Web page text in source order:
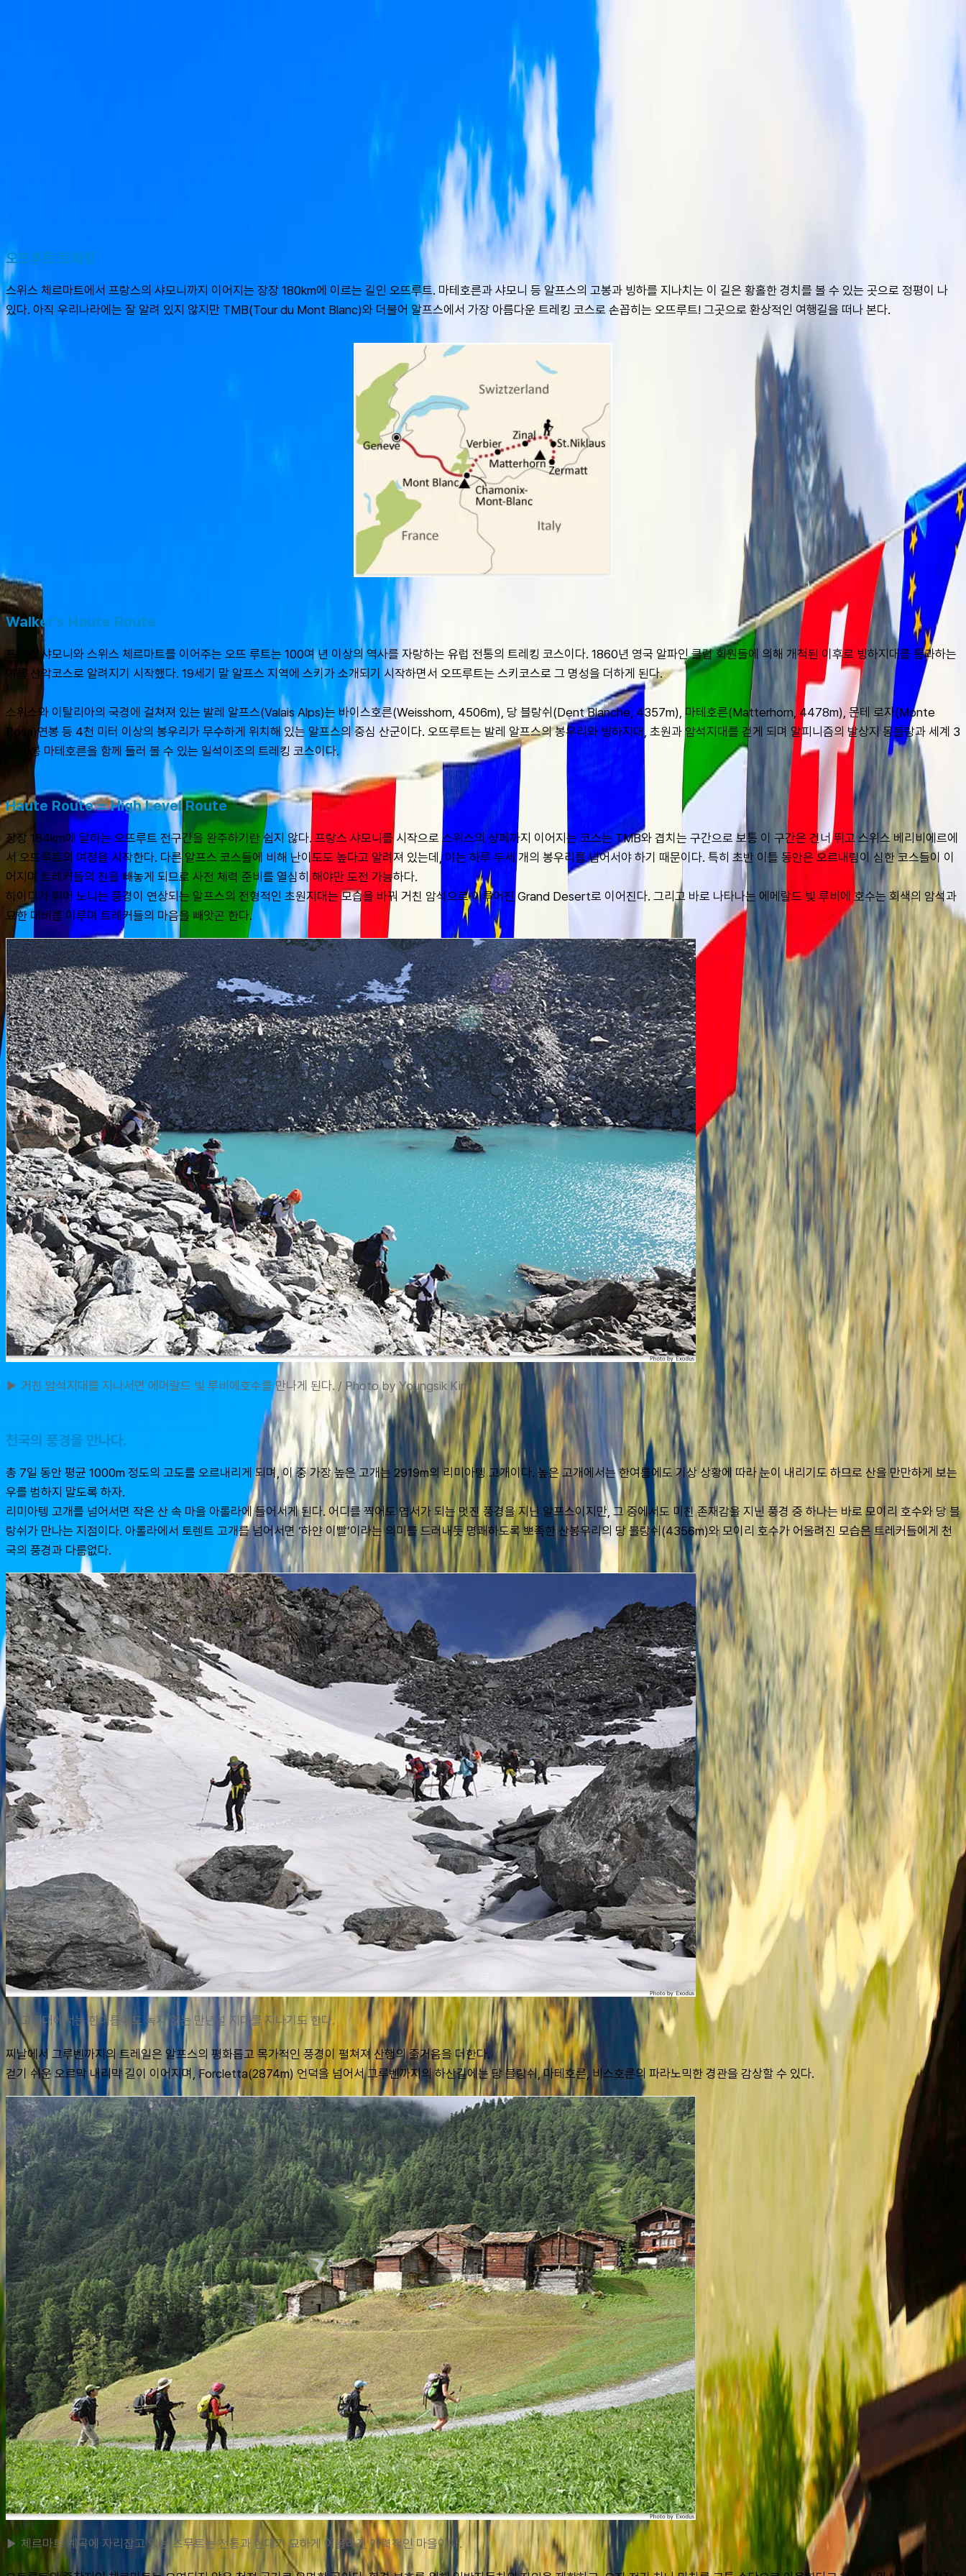
오뜨루트 트레킹
스위스 체르마트에서 프랑스의 샤모니까지 이어지는 장장 180km에 이르는 길인 오뜨루트. 마테호른과 샤모니 등 알프스의 고봉과 빙하를 지나치는 이 길은 황홀한 경치를 볼 수 있는 곳으로 정평이 나
있다. 아직 우리나라에는 잘 알려 있지 않지만 TMB(Tour du Mont Blanc)와 더불어 알프스에서 가장 아름다운 트레킹 코스로 손꼽히는 오뜨루트! 그곳으로 환상적인 여행길을 떠나 본다.
Walker’s Haute Route
프랑스 샤모니와 스위스 체르마트를 이어주는 오뜨 루트는 100여 년 이상의 역사를 자랑하는 유럽 전통의 트레킹 코스이다. 1860년 영국 알파인 클럽 회원들에 의해 개척된 이후로 빙하지대를 통과하는
여름 산악코스로 알려지기 시작했다. 19세기 말 알프스 지역에 스키가 소개되기 시작하면서 오뜨루트는 스키코스로 그 명성을 더하게 된다.
스위스와 이탈리아의 국경에 걸쳐져 있는 발레 알프스(Valais Alps)는 바이스호른(Weisshorn, 4506m), 당 블랑쉬(Dent Blanche, 4357m), 마테호른(Matterhorn, 4478m), 몬테 로자(Monte
Rosa)연봉 등 4천 미터 이상의 봉우리가 무수하게 위치해 있는 알프스의 중심 산군이다. 오뜨루트는 발레 알프스의 봉우리와 빙하지대, 초원과 암석지대를 걷게 되며 알피니즘의 발상지 몽블랑과 세계 3
대 미봉 마테호른을 함께 둘러 볼 수 있는 일석이조의 트레킹 코스이다.
Haute Route = High Level Route
장장 184km에 달하는 오뜨루트 전구간을 완주하기란 쉽지 않다. 프랑스 샤모니를 시작으로 스위스의 샹페까지 이어지는 코스는 TMB와 겹치는 구간으로 보통 이 구간은 건너 뛰고 스위스 베리비에르에
서 오뜨루트의 여정을 시작한다. 다른 알프스 코스들에 비해 난이도도 높다고 알려져 있는데, 이는 하루 두세 개의 봉우리를 넘어서야 하기 때문이다. 특히 초반 이틀 동안은 오르내림이 심한 코스들이 이
어지며 트레커들의 진을 빼놓게 되므로 사전 체력 준비를 열심히 해야만 도전 가능하다.
하이디가 뛰어 노니는 풍경이 연상되는 알프스의 전형적인 초원지대는 모습을 바꿔 거친 암석으로 이루어진 Grand Desert로 이어진다. 그리고 바로 나타나는 에메랄드 빛 루비에 호수는 회색의 암석과
묘한 대비를 이루며 트레커들의 마음을 빼앗곤 한다.
▶ 거친 암석지대를 지나서면 에머랄드 빛 루비에호수를 만나게 된다. / Photo by Youngsik Kim
천국의 풍경을 만나다.
총 7일 동안 평균 1000m 정도의 고도를 오르내리게 되며, 이 중 가장 높은 고개는 2919m의 리미아텡 고개이다. 높은 고개에서는 한여름에도 기상 상황에 따라 눈이 내리기도 하므로 산을 만만하게 보는
우를 범하지 말도록 하자.
리미아텡 고개를 넘어서면 작은 산 속 마을 아롤라에 들어서게 된다. 어디를 찍어도 엽서가 되는 멋진 풍경을 지닌 알프스이지만, 그 중에서도 미친 존재감을 지닌 풍경 중 하나는 바로 모이리 호수와 당 블
랑쉬가 만나는 지점이다. 아롤라에서 토렌트 고개를 넘어서면 ‘하얀 이빨’이라는 의미를 드러내듯 명쾌하도록 뽀족한 산봉우리의 당 블랑쉬(4356m)와 모이리 호수가 어울려진 모습은 트레커들에게 천
국의 풍경과 다름없다.
▶ 고지대에서는 한여름에도 녹지 않는 만년설 지대를 지나기도 한다.
찌날에서 그루벤까지의 트레일은 알프스의 평화롭고 목가적인 풍경이 펼쳐져 산행의 즐거움을 더한다.
걷기 쉬운 오르막 내리막 길이 이어지며, Forcletta(2874m) 언덕을 넘어서 그루벤까지의 하산길에는 당 블랑쉬, 마테호른, 비스호른의 파라노믹한 경관을 감상할 수 있다.
▶ 체르마트 계곡에 자리잡고 있는 츠무트는 전통과 현대가 묘하게 어울러진 매력적인 마을이다.